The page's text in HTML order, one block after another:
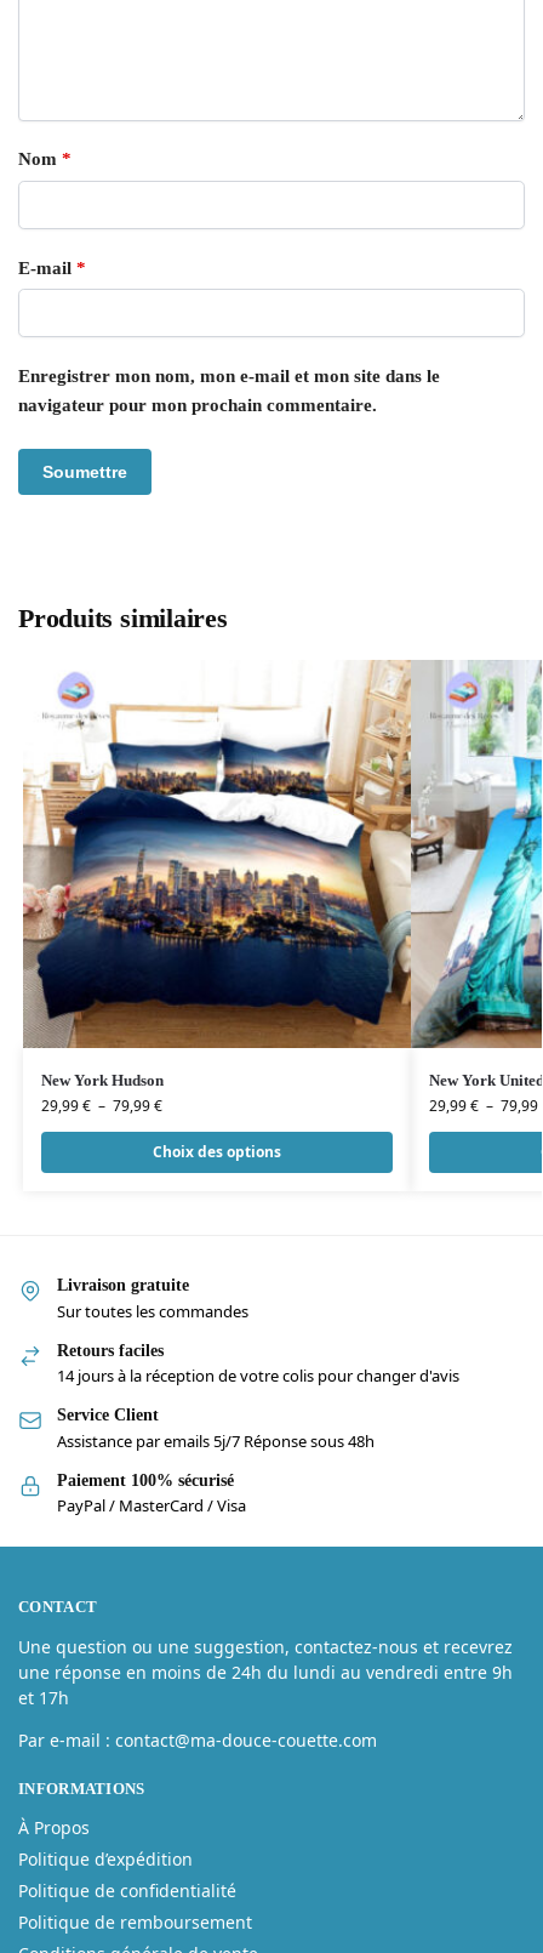
Nom *
E-mail *
Enregistrer mon nom, mon e-mail et mon site dans le
navigateur pour mon prochain commentaire.
Produits similaires
New York Hudson
29,99€ – 79,99€
Choix des options
New York
29,99€ – 79,99
Livraison gratuite
Sur toutes les commandes
Retours faciles
14 jours à la réception de votre colis pour changer d'avis
Service Client
Assistance par emails 5j/7 Réponse sous 48h
Paiement 100% sécurisé
PayPal / MasterCard / Visa
CONTACT
Une question ou une suggestion, contactez-nous et recevrez
une réponse en moins de 24h du lundi au vendredi entre 9h
et 17h
Par e-mail : contact@ma-douce-couette.com
INFORMATIONS
À Propos
Politique d’expédition
Politique de confidentialité
Politique de remboursement